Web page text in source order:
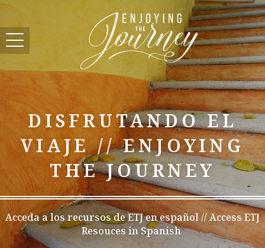
DISFRUTANDO EL
VIAJE // ENJOYING
THE JOURNEY
Acceda a los recursos de ETJ en español // Access ETJ
Resouces in Spanish